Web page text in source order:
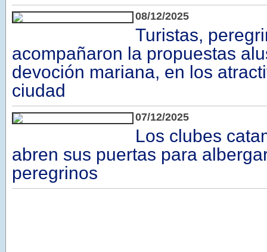
08/12/2025
Turistas,
acompañaron la propuestas
devoción mariana, en los
ciudad
07/12/2025
Los clubes
abren sus puertas para
peregrinos